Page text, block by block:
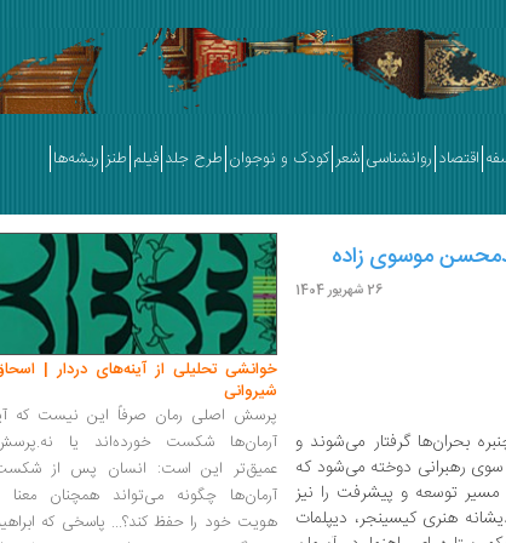
اقتصاد روانشناسی شعر کودک و نوجوان طرح جلد فیلم طنز ریشه‌ها
موسوی زاده
26 شهریور 1404
بحران‌ها گرفتار می‌شوند و
سوی رهبرانی دوخته می‌شود که
توسعه و پیشرفت را نیز
هنری کیسینجر، دیپلمات
خوانشی تحلیلی از آینه‌های دردار |
شیروانی
پرسش اصلی رمان صرفاً این نیست که
آرمان‌ها شکست خورده‌اند یا
عمیق‌تر این است: انسان پس از
آرمان‌ها چگونه می‌تواند همچنان معنا
هویت خود را حفظ کند؟... پاسخی که